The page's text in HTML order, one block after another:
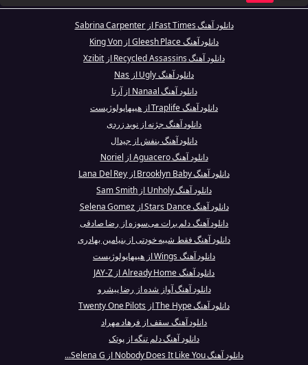
دانلود آهنگ Fast Times از Sabrina Carpenter
دانلود آهنگ Gleesh Place از King Von
دانلود آهنگ Recycled Assassins از Xzibit
دانلود آهنگ Ugly از Nas
دانلود آهنگ Nanaal از آرتا
دانلود آهنگ Traplife از هیپهاپولوژیست
دانلود آهنگ جژنه از نوید زردی
دانلود آهنگ بنفش از جیدال
دانلود آهنگ Aguacero از Noriel
دانلود آهنگ Brooklyn Baby از Lana Del Rey
دانلود آهنگ Unholy از Sam Smith
دانلود آهنگ Stars Dance از Selena Gomez
دانلود آهنگ دلم برات می‌سوزه از رضا صادقی
دانلود آهنگ فقط شبیه خودتی از بنیامین بهادری
دانلود آهنگ Wings از هیپهاپولوژیست
دانلود آهنگ Already Home از JAY-Z
دانلود آهنگ آواز شده از رضا پیشرو
دانلود آهنگ The Hype از Twenty One Pilots
دانلود آهنگ سقف از فرهاد مهراد
دانلود آهنگ دلم تنگه از پوتک
دانلود آهنگ Nobody Does It Like You از Selena G...